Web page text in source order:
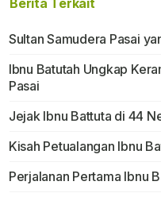
Berita Terkait
Sultan Samudera Pasai
Ibnu Batutah Ungkap
Pasai
Jejak Ibnu Battuta di 44
Kisah Petualangan Ibnu
Perjalanan Pertama Ibnu